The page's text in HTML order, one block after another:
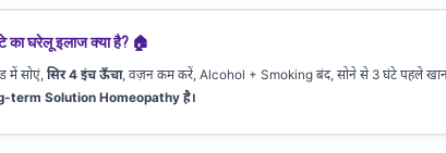
का घरेलू इलाज क्या है? 🏠
में सोएं, सिर 4 इंच ऊँचा, वज़न कम करें, Alcohol + Smoking बंद, सोने से 3 घंटे पहले
term Solution Homeopathy है।